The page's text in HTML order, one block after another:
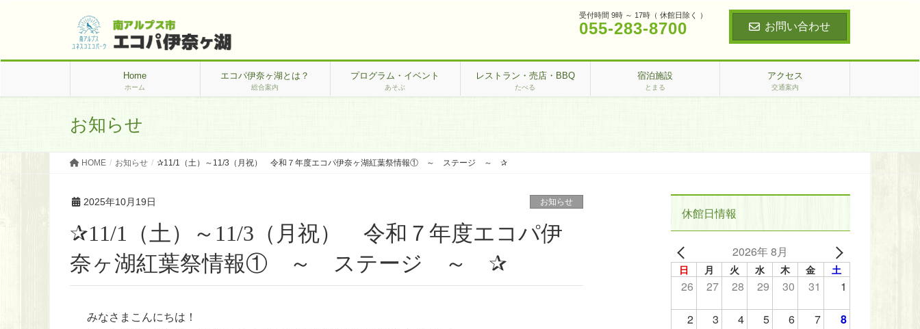
受付時間 9時 ～ 17時（ 休館日除く ）
055‐283‐8700 お問い合わせ
Home
ホーム
エコパ伊奈ヶ湖とは？
総合案内
プログラム・イベント
あそぶ
レストラン・売店・BBQ
たべる
宿泊施設
とまる
アクセス
交通案内
お知らせ
HOME お知らせ ✰11/1（土）～11/3（月祝） 令和７年度エコパ伊奈ヶ湖紅葉祭情報① ～ ステージ ～ ✰
2025年10月19日 お知らせ
✰11/1（土）～11/3（月祝） 令和７年度エコパ伊
奈ヶ湖紅葉祭情報① ～ ステージ ～ ✰
みなさまこんにちは！
休館日情報
2026年 8月
日 月 火 水 木 金 土
26 27 28 29 30 31 1
2 3 4 5 6 7 8